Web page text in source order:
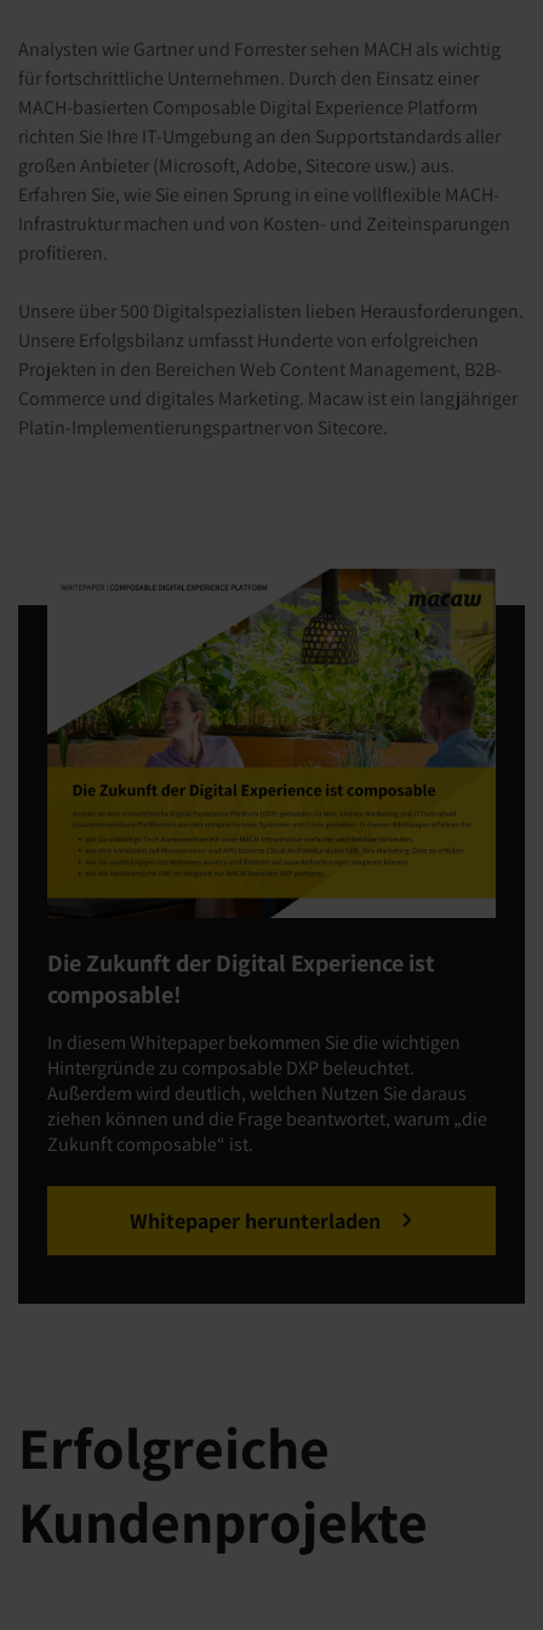
Analysten wie Gartner und Forrester sehen MACH als wichtig
für fortschrittliche Unternehmen. Durch den Einsatz einer
MACH-basierten Composable Digital Experience Platform
richten Sie Ihre IT-Umgebung an den Supportstandards aller
großen Anbieter (Microsoft, Adobe, Sitecore usw.) aus.
Erfahren Sie, wie Sie einen Sprung in eine vollflexible MACH-
Infrastruktur machen und von Kosten- und Zeiteinsparungen
profitieren.
Unsere über 500 Digitalspezialisten lieben Herausforderungen.
Unsere Erfolgsbilanz umfasst Hunderte von erfolgreichen
Projekten in den Bereichen Web Content Management, B2B-
Commerce und digitales Marketing. Macaw ist ein langjähriger
Platin-Implementierungspartner von Sitecore.
Die Zukunft der Digital Experience ist
composable!
In diesem Whitepaper bekommen Sie die wichtigen
Hintergründe zu composable DXP beleuchtet.
Außerdem wird deutlich, welchen Nutzen Sie daraus
ziehen können und die Frage beantwortet, warum „die
Zukunft composable“ ist.
Whitepaper herunterladen
Erfolgreiche
Kundenprojekte